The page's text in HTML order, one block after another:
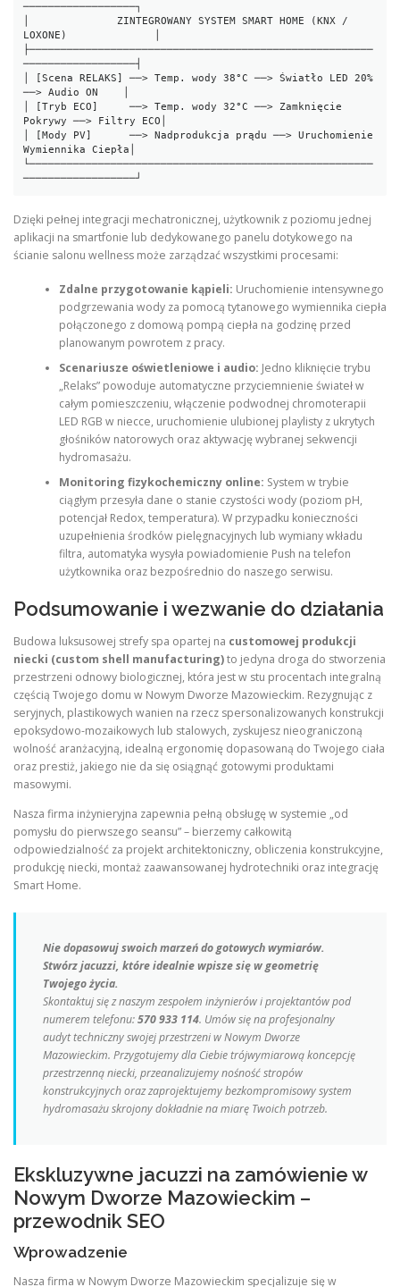
──────────────────┐
│              ZINTEGROWANY SYSTEM SMART HOME (KNX /
LOXONE)              │
├───────────────────────────────────────────────────────
──────────────────┤
│ [Scena RELAKS] ──> Temp. wody 38°C ──> Światło LED 20%
──> Audio ON    │
│ [Tryb ECO]     ──> Temp. wody 32°C ──> Zamknięcie
Pokrywy ──> Filtry ECO│
│ [Mody PV]      ──> Nadprodukcja prądu ──> Uruchomienie
Wymiennika Ciepła│
└───────────────────────────────────────────────────────
Dzięki pełnej integracji mechatronicznej, użytkownik z poziomu jednej
aplikacji na smartfonie lub dedykowanego panelu dotykowego na
ścianie salonu wellness może zarządzać wszystkimi procesami:
Zdalne przygotowanie kąpieli: Uruchomienie intensywnego
podgrzewania wody za pomocą tytanowego wymiennika ciepła
połączonego z domową pompą ciepła na godzinę przed
planowanym powrotem z pracy.
Scenariusze oświetleniowe i audio: Jedno kliknięcie trybu
„Relaks” powoduje automatyczne przyciemnienie świateł w
całym pomieszczeniu, włączenie podwodnej chromoterapii
LED RGB w niecce, uruchomienie ulubionej playlisty z ukrytych
głośników natorowych oraz aktywację wybranej sekwencji
hydromasażu.
Monitoring fizykochemiczny online: System w trybie
ciągłym przesyła dane o stanie czystości wody (poziom pH,
potencjał Redox, temperatura). W przypadku konieczności
uzupełnienia środków pielęgnacyjnych lub wymiany wkładu
filtra, automatyka wysyła powiadomienie Push na telefon
użytkownika oraz bezpośrednio do naszego serwisu.
Podsumowanie i wezwanie do działania
Budowa luksusowej strefy spa opartej na customowej produkcji
niecki (custom shell manufacturing)to jedyna droga do stworzenia
przestrzeni odnowy biologicznej, która jest w stu procentach integralną
częścią Twojego domu w Nowym Dworze Mazowieckim. Rezygnując z
seryjnych, plastikowych wanien na rzecz spersonalizowanych konstrukcji
epoksydowo-mozaikowych lub stalowych, zyskujesz nieograniczoną
wolność aranżacyjną, idealną ergonomię dopasowaną do Twojego ciała
oraz prestiż, jakiego nie da się osiągnąć gotowymi produktami
masowymi.
Nasza firma inżynieryjna zapewnia pełną obsługę w systemie „od
pomysłu do pierwszego seansu” – bierzemy całkowitą
odpowiedzialność za projekt architektoniczny, obliczenia konstrukcyjne,
produkcję niecki, montaż zaawansowanej hydrotechniki oraz integrację
Smart Home.
Nie dopasowuj swoich marzeń do gotowych wymiarów.
Stwórz jacuzzi, które idealnie wpisze się w geometrię
Twojego życia.
Skontaktuj się z naszym zespołem inżynierów i projektantów pod
numerem telefonu:570 933 114. Umów się na profesjonalny
audyt techniczny swojej przestrzeni w Nowym Dworze
Mazowieckim. Przygotujemy dla Ciebie trójwymiarową koncepcję
przestrzenną niecki, przeanalizujemy nośność stropów
konstrukcyjnych oraz zaprojektujemy bezkompromisowy system
hydromasażu skrojony dokładnie na miarę Twoich potrzeb.
Ekskluzywne jacuzzi na zamówienie w
Nowym Dworze Mazowieckim –
przewodnik SEO
Wprowadzenie
Nasza firma w Nowym Dworze Mazowieckim specjalizuje się w